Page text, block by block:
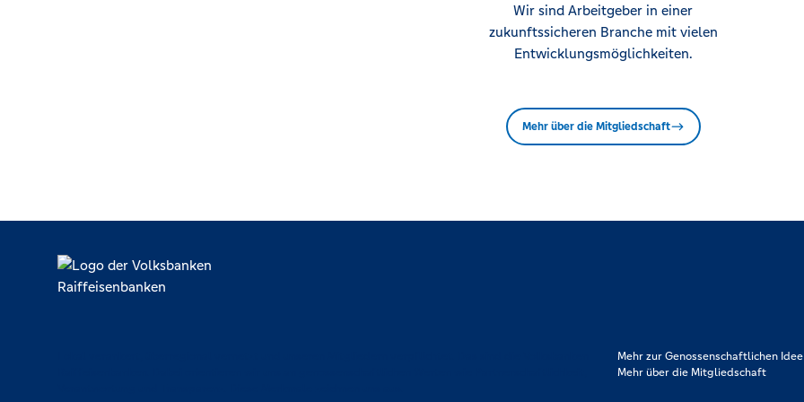
Elbestr. 66, 55122 Mainz
Wir sind Arbeitgeber in einer
zukunftssicheren Branche mit vielen
Entwicklungsmöglichkeiten.
Mehr über die Mitgliedschaft
Mehr zur Genossenschaftlichen Idee
Mehr über die Mitgliedschaft